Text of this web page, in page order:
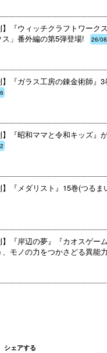
】『ウィッチクラフトワー
ス」番外編の第5弾登場!
26/
】『ガラス工房の錬金術師
】『昭和ママと令和キッズ
】『メダリスト』15巻(つる
】『岸辺の夢』『カオスゲ
、モノの力をつかさどる異能
シェアする